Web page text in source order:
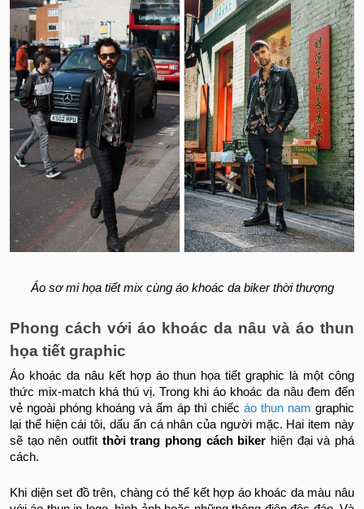
Áo sơ mi họa tiết mix cùng áo khoác da biker thời thượng
Phong cách với áo khoác da nâu và áo thun
họa tiết graphic
Áo khoác da nâu kết hợp áo thun họa tiết graphic là một công
thức mix-match khá thú vị. Trong khi áo khoác da nâu đem đến
vẻ ngoài phóng khoáng và ấm áp thì chiếc áo thun nam graphic
lại thể hiện cái tôi, dấu ấn cá nhân của người mặc. Hai item này
sẽ tạo nên outfit thời trang phong cách biker hiện đại và phá
cách.
Khi diện set đồ trên, chàng có thể kết hợp áo khoác da màu nâu